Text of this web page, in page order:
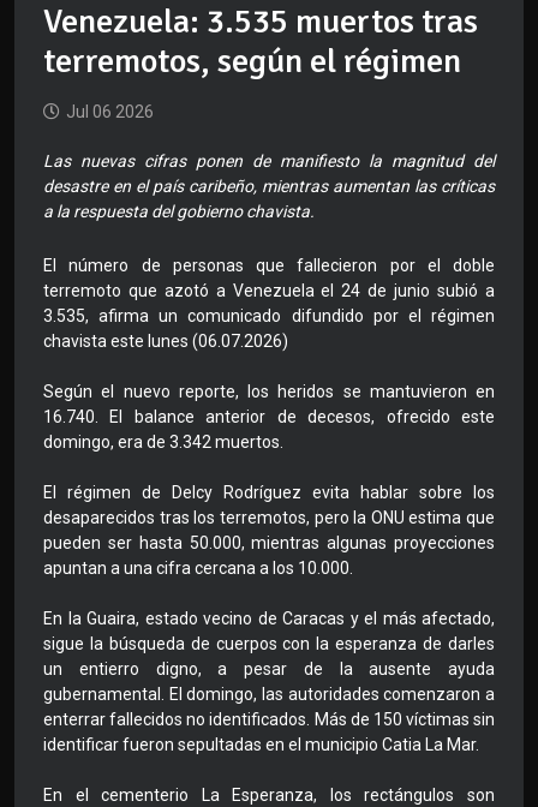
Venezuela: 3.535 muertos tras
terremotos, según el régimen
Jul 06 2026
Las nuevas cifras ponen de manifiesto la magnitud del
desastre en el país caribeño, mientras aumentan las críticas
a la respuesta del gobierno chavista.
El número de personas que fallecieron por el doble
terremoto que azotó a Venezuela el 24 de junio subió a
3.535, afirma un comunicado difundido por el régimen
chavista este lunes (06.07.2026)
Según el nuevo reporte, los heridos se mantuvieron en
16.740. El balance anterior de decesos, ofrecido este
domingo, era de 3.342 muertos.
El régimen de Delcy Rodríguez evita hablar sobre los
desaparecidos tras los terremotos, pero la ONU estima que
pueden ser hasta 50.000, mientras algunas proyecciones
apuntan a una cifra cercana a los 10.000.
En la Guaira, estado vecino de Caracas y el más afectado,
sigue la búsqueda de cuerpos con la esperanza de darles
un entierro digno, a pesar de la ausente ayuda
gubernamental. El domingo, las autoridades comenzaron a
enterrar fallecidos no identificados. Más de 150 víctimas sin
identificar fueron sepultadas en el municipio Catia La Mar.
En el cementerio La Esperanza, los rectángulos son